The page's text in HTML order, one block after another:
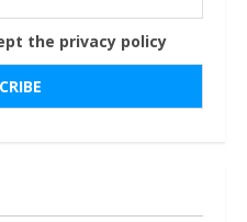
the privacy policy